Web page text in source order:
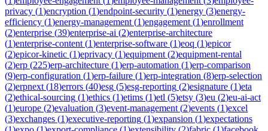
privacy (1)encryption (1)endpoint-security (1)energy (3)energy-
efficiency (1)energy-management (1)engagement (1)enrollment
(2)enterprise (39)enterprise-ai (2)enterprise-architecture
(1)enterprise-content (1)enterprise-software (1)eoq (1)epicor
(2)epicor-kinetic (1)eprivacy (1)equipment (2)equipment-rental
(2)erp (225)erp-architecture (1)erp-automation (1)erp-comparison
(9)erp-configuration (1)erp-failure (1)erp-integration (8)erp-selection
(2)erpnext (18)errors (40)esg (5)esg-reporting (2)esignature (1)eta
(2)ethical-sourcing (1)ethics (1)etims (1)etl (5)etsy (3)eu (2)eu-ai-act
(1)europe (2)evaluation (3)event-management (2)events (1)excel
(3)exchanges (1)executive-reporting (1)expansion (1)expectations